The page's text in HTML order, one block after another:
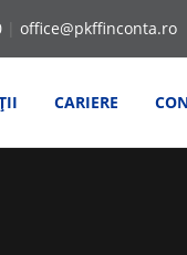
office@pkffinconta.ro
CARIERE